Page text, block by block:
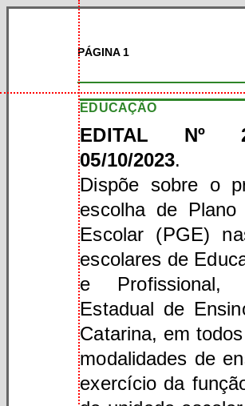
PÁGINA 1
EDUCAÇÃO
EDITAL Nº
05/10/2023.
Dispõe sobre o
escolha de
Escolar (PGE)
escolares de
e
Estadual de
Catarina, em
modalidades de
exercício da